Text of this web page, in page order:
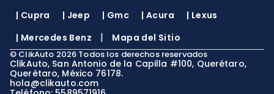
| Cupra | Jeep | Gmc |Acura | Lexus
| Mercedes Benz | Mapa del Sitio
© ClikAuto 2026 Todos los derechos reservados
ClikAuto, San Antonio de la Capilla #100, Querétaro,
Querétaro, México 76178.
hola@clikauto.com